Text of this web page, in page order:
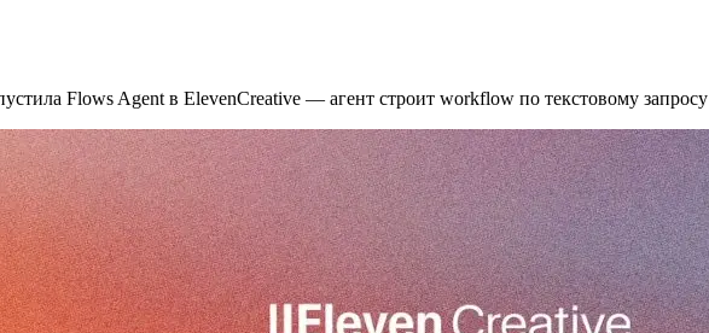
Flows Agent в ElevenCreative — агент строит workflow по текстовому запросу